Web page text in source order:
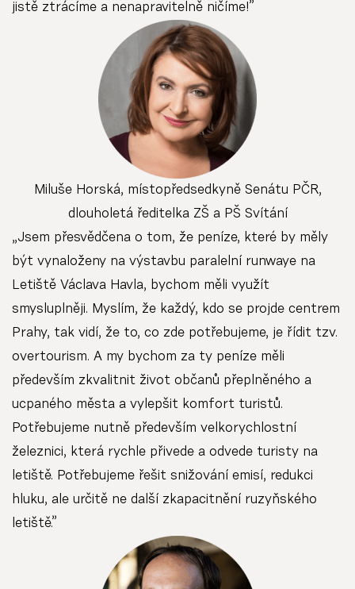
jistě ztrácíme a nenapravitelně ničíme!”
Miluše Horská, místopředsedkyně Senátu PČR,
dlouholetá ředitelka ZŠ a PŠ Svítání
„Jsem přesvědčena o tom, že peníze, které by měly
být vynaloženy na výstavbu paralelní runwaye na
Letiště Václava Havla, bychom měli využít
smysluplněji. Myslím, že každý, kdo se projde centrem
Prahy, tak vidí, že to, co zde potřebujeme, je řídit tzv.
overtourism. A my bychom za ty peníze měli
především zkvalitnit život občanů přeplněného a
ucpaného města a vylepšit komfort turistů.
Potřebujeme nutně především velkorychlostní
železnici, která rychle přivede a odvede turisty na
letiště. Potřebujeme řešit snižování emisí, redukci
hluku, ale určitě ne další zkapacitnění ruzyňského
letiště.”